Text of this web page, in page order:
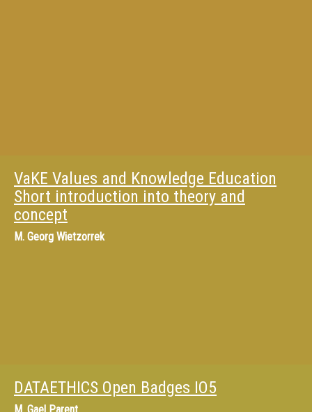
VaKE Values and Knowledge Education
Short introduction into theory and
concept
M. Georg Wietzorrek
DATAETHICS Open Badges IO5